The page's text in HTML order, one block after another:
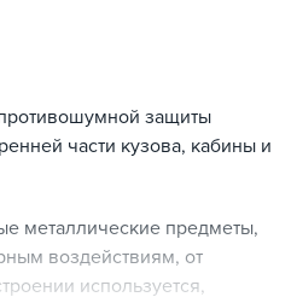
защиты
части кузова, кабины и
металлические предметы,
воздействиям, от
используется,